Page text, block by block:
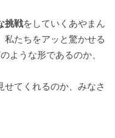
挑戦をしていくあやまん
私たちをアッと驚かせる
ような形であるのか、
てくれるのか、みなさ